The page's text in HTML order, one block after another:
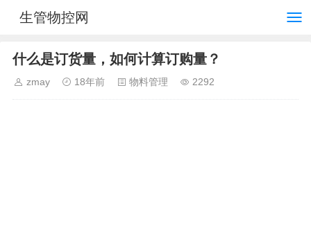
生管物控网
什么是订货量，如何计算订购量？
zmay 18年前 物料管理 2292